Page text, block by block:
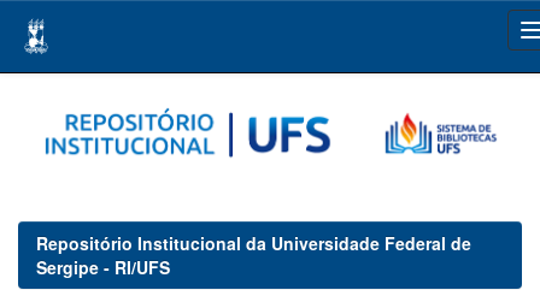
navigation
Repositório Institucional da Universidade Federal de
Sergipe - RI/UFS